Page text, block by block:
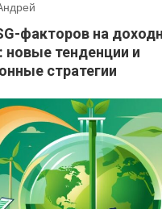
факторов на
новые тенденции и
стратегии